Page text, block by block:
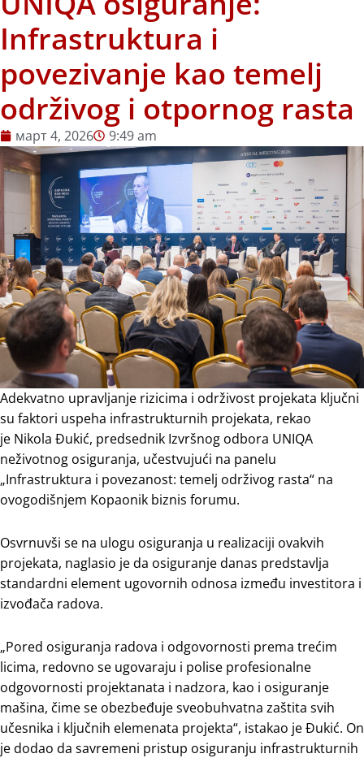
Infrastruktura i
povezivanje kao temelj
održivog i otpornog rasta
март 4, 2026 9:49 am
Adekvatno upravljanje rizicima i održivost projekata ključni
su faktori uspeha infrastrukturnih projekata, rekao
je Nikola Đukić, predsednik Izvršnog odbora UNIQA
neživotnog osiguranja, učestvujući na panelu
„Infrastruktura i povezanost: temelj održivog rasta“ na
ovogodišnjem Kopaonik biznis forumu.
Osvrnuvši se na ulogu osiguranja u realizaciji ovakvih
projekata, naglasio je da osiguranje danas predstavlja
standardni element ugovornih odnosa između investitora i
izvođača radova.
„Pored osiguranja radova i odgovornosti prema trećim
licima, redovno se ugovaraju i polise profesionalne
odgovornosti projektanata i nadzora, kao i osiguranje
mašina, čime se obezbeđuje sveobuhvatna zaštita svih
učesnika i ključnih elemenata projekta“, istakao je Đukić. On
je dodao da savremeni pristup osiguranju infrastrukturnih